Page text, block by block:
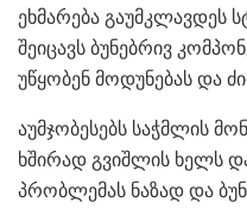
ეხმარება გაუმკლავდეს
შეიცავს ბუნებრივ
უწყობენ მოდუნებას და
აუმჯობესებს საჭმლის
ხშირად გვიშლის ხელს
პრობლემას ნაზად და